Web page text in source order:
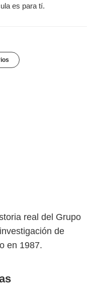
es para tí.
real del Grupo
de
en 1987.